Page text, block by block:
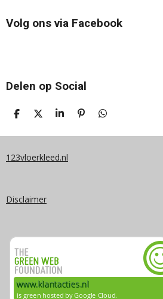
Volg ons via Facebook
Delen op Social
D
L
N
D
E
S
A
E
P
N
D
L
123vloerkleed.nl
Disclaimer